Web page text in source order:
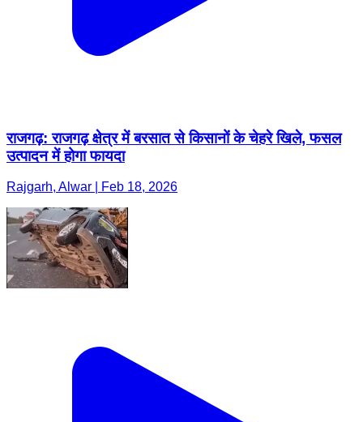
राजगढ़: राजगढ़ क्षेत्र में बरसात से किसानों के चेहरे खिले, फसल
उत्पादन में होगा फायदा
Rajgarh, Alwar | Feb 18, 2026